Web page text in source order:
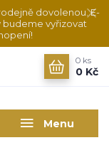
dovolenou. E-
budeme vyřizovat
Menu
0 ks
0 Kč